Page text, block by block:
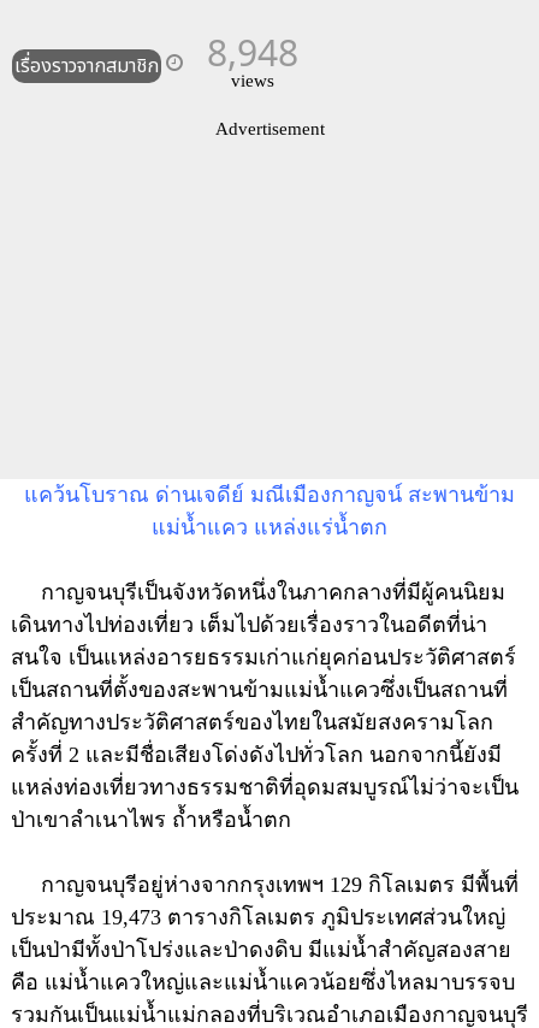
เรื่องราวจากสมาชิก 8,948
views
Advertisement
แคว้นโบราณ ด่านเจดีย์ มณีเมืองกาญจน์ สะพานข้าม
แม่น้ำแคว แหล่งแร่น้ำตก
กาญจนบุรีเป็นจังหวัดหนึ่งในภาคกลางที่มีผู้คนนิยม
เดินทางไปท่องเที่ยว เต็มไปด้วยเรื่องราวในอดีตที่น่า
สนใจ เป็นแหล่งอารยธรรมเก่าแก่ยุคก่อนประวัติศาสตร์
เป็นสถานที่ตั้งของสะพานข้ามแม่น้ำแควซึ่งเป็นสถานที่
สำคัญทางประวัติศาสตร์ของไทยในสมัยสงครามโลก
ครั้งที่ 2 และมีชื่อเสียงโด่งดังไปทั่วโลก นอกจากนี้ยังมี
แหล่งท่องเที่ยวทางธรรมชาติที่อุดมสมบูรณ์ไม่ว่าจะเป็น
ป่าเขาลำเนาไพร ถ้ำหรือน้ำตก
กาญจนบุรีอยู่ห่างจากกรุงเทพฯ 129 กิโลเมตร มีพื้นที่
ประมาณ 19,473 ตารางกิโลเมตร ภูมิประเทศส่วนใหญ่
เป็นป่ามีทั้งป่าโปร่งและป่าดงดิบ มีแม่น้ำสำคัญสองสาย
คือ แม่น้ำแควใหญ่และแม่น้ำแควน้อยซึ่งไหลมาบรรจบ
รวมกันเป็นแม่น้ำแม่กลองที่บริเวณอำเภอเมืองกาญจนบุรี